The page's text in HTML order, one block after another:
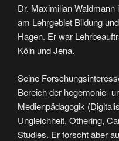
Dr. Maximilian
am Lehrgebiet Bildung
Hagen. Er war
Köln und Jena.
Seine
Bereich der hegemonie-
Medienpädagogik
Ungleichheit, Othering,
Studies. Er forscht aber